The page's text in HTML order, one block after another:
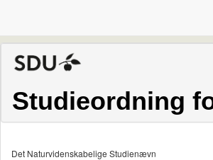
Studieordning
Det Naturvidenskabelige Studienævn